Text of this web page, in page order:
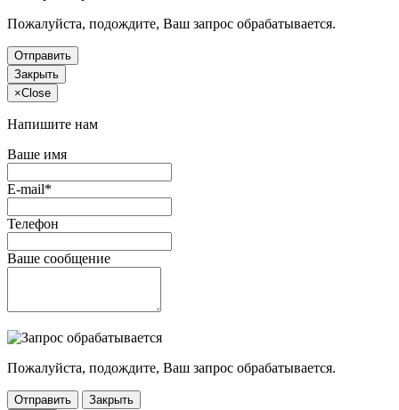
Пожалуйста, подождите, Ваш запрос обрабатывается.
Отправить
Закрыть
×Close
Напишите нам
Ваше имя
E-mail*
Телефон
Ваше сообщение
Пожалуйста, подождите, Ваш запрос обрабатывается.
Отправить
Закрыть